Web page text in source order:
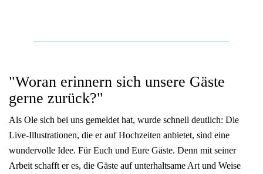
"Woran erinnern sich unsere Gäste
gerne zurück?"
Als Ole sich bei uns gemeldet hat, wurde schnell deutlich: Die
Live-Illustrationen, die er auf Hochzeiten anbietet, sind eine
wundervolle Idee. Für Euch und Eure Gäste. Denn mit seiner
Arbeit schafft er es, die Gäste auf unterhaltsame Art und Weise